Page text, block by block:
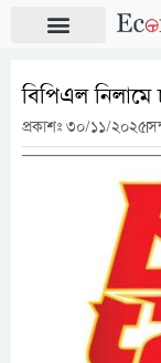
বিপিএল
প্রকাশঃ ৩০/১১/২০২৫